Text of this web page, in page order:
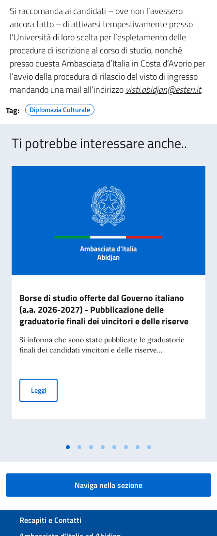
Si raccomanda ai candidati – ove non l’avessero
ancora fatto – di attivarsi tempestivamente presso
l’Università di loro scelta per l’espletamento delle
procedure di iscrizione al corso di studio, nonché
presso questa Ambasciata d’Italia in Costa d’Avorio per
l’avvio della procedura di rilascio del visto di ingresso
mandando una mail all’indirizzo visti.abidjan@esteri.it.
Tag: Diplomazia Culturale
Ti potrebbe interessare anche..
Borse di studio offerte dal Governo italiano
(a.a. 2026-2027) - Pubblicazione delle
graduatorie finali dei vincitori e delle riserve
Si informa che sono state pubblicate le graduatorie
finali dei candidati vincitori e delle riserve...
LeggiBorse di studio offerte dal Governo italiano (a.a. 2026-
Naviga nella sezione
Sezione footer
Recapiti e Contatti